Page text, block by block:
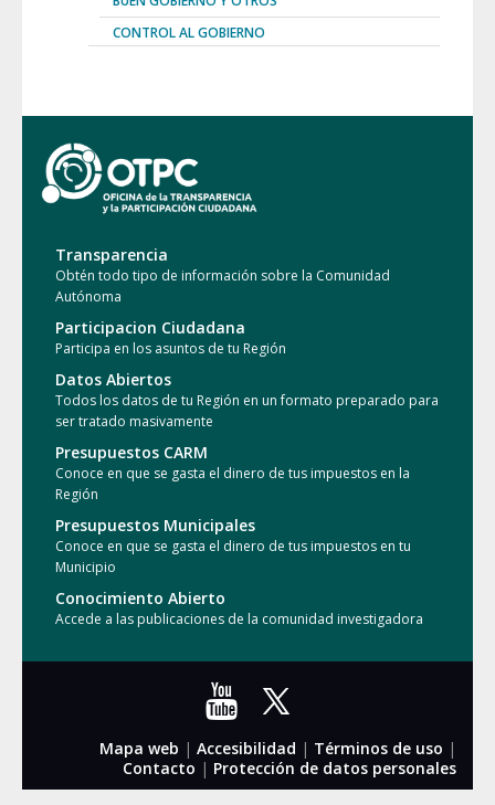
CONTROL AL GOBIERNO
Transparencia
Obtén todo tipo de información sobre la Comunidad
Autónoma
Participacion Ciudadana
Participa en los asuntos de tu Región
Datos Abiertos
Todos los datos de tu Región en un formato preparado para
ser tratado masivamente
Presupuestos CARM
Conoce en que se gasta el dinero de tus impuestos en la
Región
Presupuestos Municipales
Conoce en que se gasta el dinero de tus impuestos en tu
Municipio
Conocimiento Abierto
Accede a las publicaciones de la comunidad investigadora
Mapa web | Accesibilidad | Términos de uso |
Contacto | Protección de datos personales